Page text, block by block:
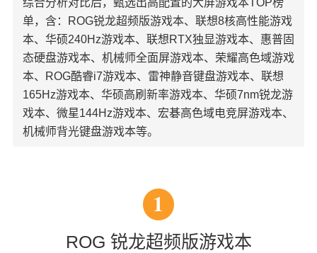
单，含：ROG锐龙超频版游戏本、联想8核高性能游戏
本、华硕240Hz游戏本、联想RTX独显游戏本、惠普固
态硬盘游戏本、机械师全面屏游戏本、荣耀高色域游戏
本、ROG酷睿i7游戏本、雷神静音键盘游戏本、联想
165Hz游戏本、华硕高刷新率游戏本、华硕7nm锐龙游
戏本、微星144Hz游戏本、宏碁高色域电竞屏游戏本、
机械师背光键盘游戏本等。
1
ROG 锐龙超频版游戏本